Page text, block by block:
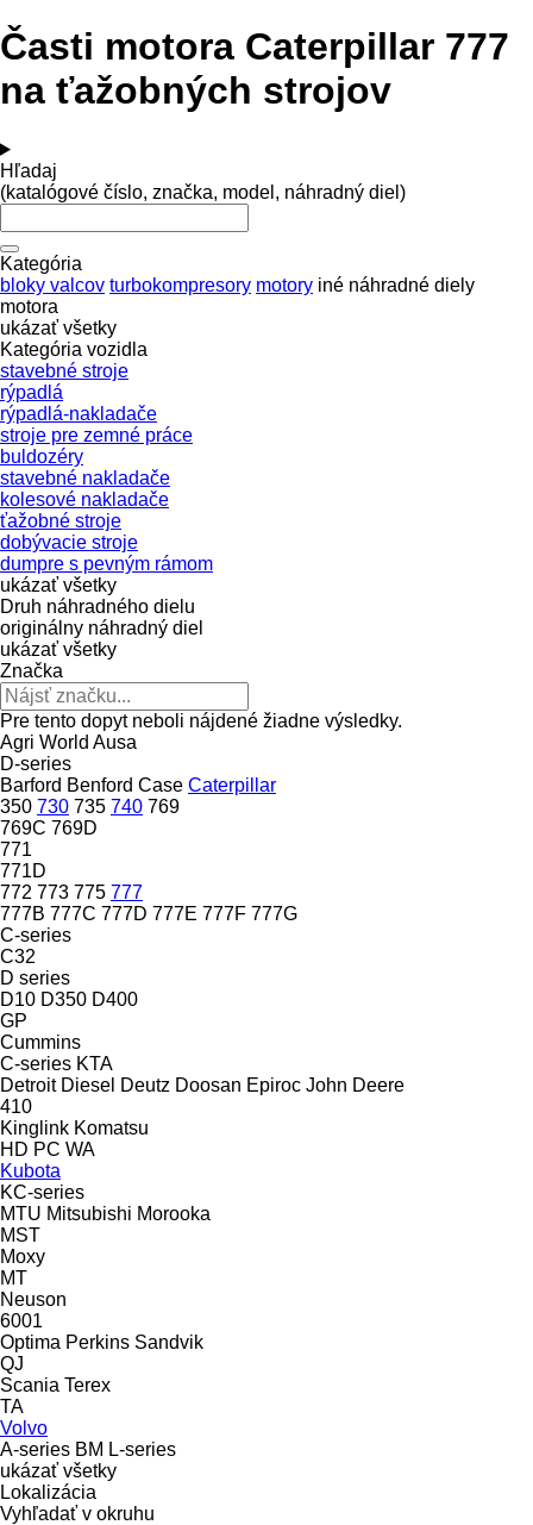
Časti motora Caterpillar 777
na ťažobných strojov
Hľadaj
(katalógové číslo, značka, model, náhradný diel)
Kategória
bloky valcov turbokompresory motory iné náhradné diely
motora
ukázať všetky
Kategória vozidla
stavebné stroje
rýpadlá
rýpadlá-nakladače
stroje pre zemné práce
buldozéry
stavebné nakladače
kolesové nakladače
ťažobné stroje
dobývacie stroje
dumpre s pevným rámom
ukázať všetky
Druh náhradného dielu
originálny náhradný diel
ukázať všetky
Značka
Pre tento dopyt neboli nájdené žiadne výsledky.
Agri World Ausa
D-series
Barford Benford Case Caterpillar
350 730 735 740 769
769C 769D
771
771D
772 773 775 777
777B 777C 777D 777E 777F 777G
C-series
C32
D series
D10 D350 D400
GP
Cummins
C-series KTA
Detroit Diesel Deutz Doosan Epiroc John Deere
410
Kinglink Komatsu
HD PC WA
Kubota
KC-series
MTU Mitsubishi Morooka
MST
Moxy
MT
Neuson
6001
Optima Perkins Sandvik
QJ
Scania Terex
TA
Volvo
A-series BM L-series
ukázať všetky
Lokalizácia
Vyhľadať v okruhu